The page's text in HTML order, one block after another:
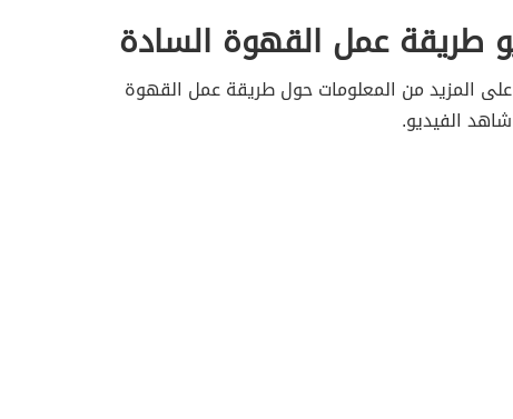
طريقة عمل القهوة السادة
المزيد من المعلومات حول طريقة عمل القهوة
الفيديو.